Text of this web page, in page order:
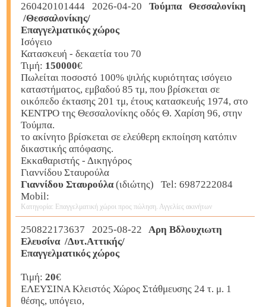
260420101444 2026-04-20
Τούμπα Θεσσαλονίκη
/Θεσσαλονίκης/
Επαγγελματικός χώρος
Ισόγειο
Κατασκευή - δεκαετία του 70
Τιμή: 150000€
Πωλείται ποσοστό 100% ψιλής κυριότητας ισόγειο
καταστήματος, εμβαδού 85 τμ, που βρίσκεται σε
οικόπεδο έκτασης 201 τμ, έτους κατασκευής 1974, στο
ΚΕΝΤΡΟ της Θεσσαλονίκης οδός Θ. Χαρίση 96, στην
Τούμπα.
το ακίνητο βρίσκεται σε ελεύθερη εκποίηση κατόπιν
δικαστικής απόφασης.
Εκκαθαριστής - Δικηγόρος
Γιαννίδου Σταυρούλα
Γιαννίδου Σταυρούλα(ιδιώτης) Tel: 6987222084
Mobil:
Κατηγορία: Επαγγελματική χώροι προς πώληση. Αγγελίες ακινήτων
250822173637 2025-08-22
Αρη Βδλουχιωτη
Ελευσίνα /Δυτ.Αττικής/
Επαγγελματικός χώρος
Τιμή: 20€
ΕΛΕΥΣΙΝΑ Κλειστός Χώρος Στάθμευσης 24 τ. μ. 1
θέσης, υπόγειο,